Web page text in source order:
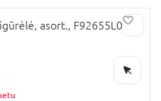
asort., F92655L0